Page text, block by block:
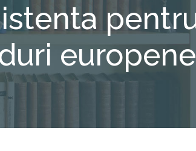
europene